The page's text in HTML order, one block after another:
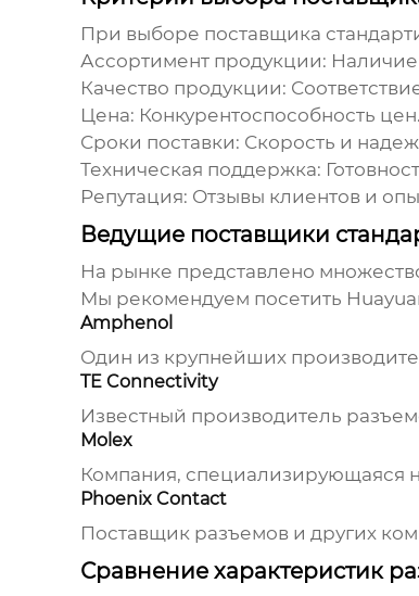
При выборе поставщика
Ассортимент продукции:
Качество продукции:
Цена: Конкурентоспособность цен.
Сроки поставки: Скорость и
Техническая поддержка:
Репутация: Отзывы клиентов и
Ведущие поставщики
На рынке представлено
Мы рекомендуем посетить
Amphenol
Один из крупнейших
TE Connectivity
Известный производитель
Molex
Компания, специализирующаяся
Phoenix Contact
Поставщик разъемов и других
Сравнение характеристик